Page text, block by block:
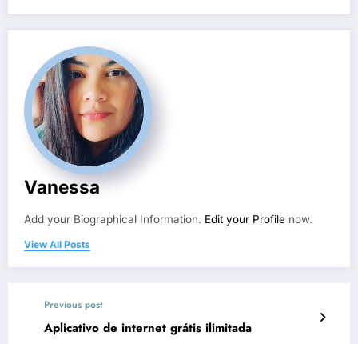
Vanessa
Add your Biographical Information. Edit your Profile now.
View All Posts
Previous post
Aplicativo de internet grátis ilimitada